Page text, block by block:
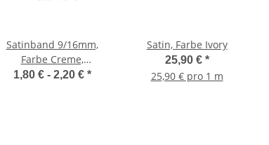
Satinband 9/16mm,
Farbe Creme,
Meterware
1,80 € - 2,20 € *
Satin, Farbe Ivory
25,90 € *
25,90 € pro 1 m